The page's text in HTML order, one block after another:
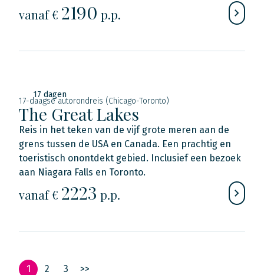
vanaf € 2190 p.p.
17 dagen
17-daagse autorondreis (Chicago-Toronto)
The Great Lakes
Reis in het teken van de vijf grote meren aan de
grens tussen de USA en Canada. Een prachtig en
toeristisch onontdekt gebied. Inclusief een bezoek
aan Niagara Falls en Toronto.
vanaf € 2223 p.p.
1 2 3 >>